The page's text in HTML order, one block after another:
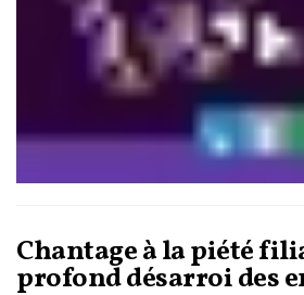
Chantage à la piété
profond désarroi des